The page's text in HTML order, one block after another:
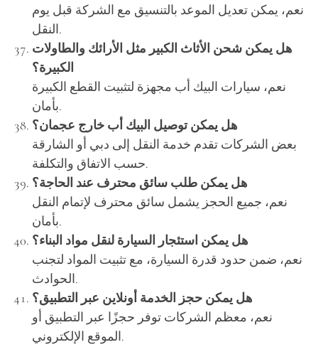
نعم، يمكن تعديل الموعد بالتنسيق مع الشركة قبل يوم
النقل.
هل يمكن شحن الأثاث الكبير مثل الأرائك والطاولات
الكبيرة؟
نعم، سيارات البيك أب مجهزة لتثبيت القطع الكبيرة
بأمان.
هل يمكن توصيل البيك أب خارج عجمان؟
بعض الشركات تقدم خدمة النقل إلى دبي أو الشارقة
حسب الاتفاق والتكلفة.
هل يمكن طلب سائق محترف عند الحاجة؟
نعم، جميع الحجز يشمل سائق محترف لإتمام النقل
بأمان.
هل يمكن استئجار السيارة لنقل مواد البناء؟
نعم، ضمن حدود قدرة السيارة، مع تثبيت المواد لتجنب
الحوادث.
هل يمكن حجز الخدمة أونلاين عبر التطبيق؟
نعم، معظم الشركات توفر حجزًا عبر التطبيق أو
الموقع الإلكتروني.